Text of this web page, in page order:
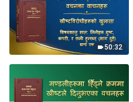
50:32